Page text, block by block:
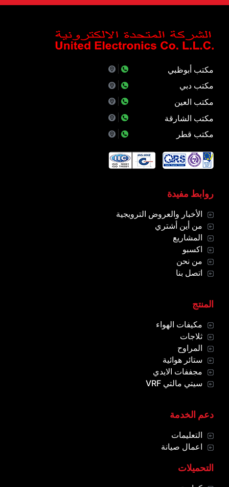
مكتب أبوظبي
مكتب دبي
مكتب العين
مكتب الشارقة
مكتب قطر
روابط مفيدة
الأخبار والعروض الترويجية
من أين أشتري
المشاريع
اكسبو
من نحن
اتصل بنا
المنتج
مكيفات الهواء
ثلاجات
المراوح
ستائر هوائية
مجففات الايدي
سيتي مالتي VRF
دعم الخدمة
التعليمات
اعمال صيانة
التحميلات